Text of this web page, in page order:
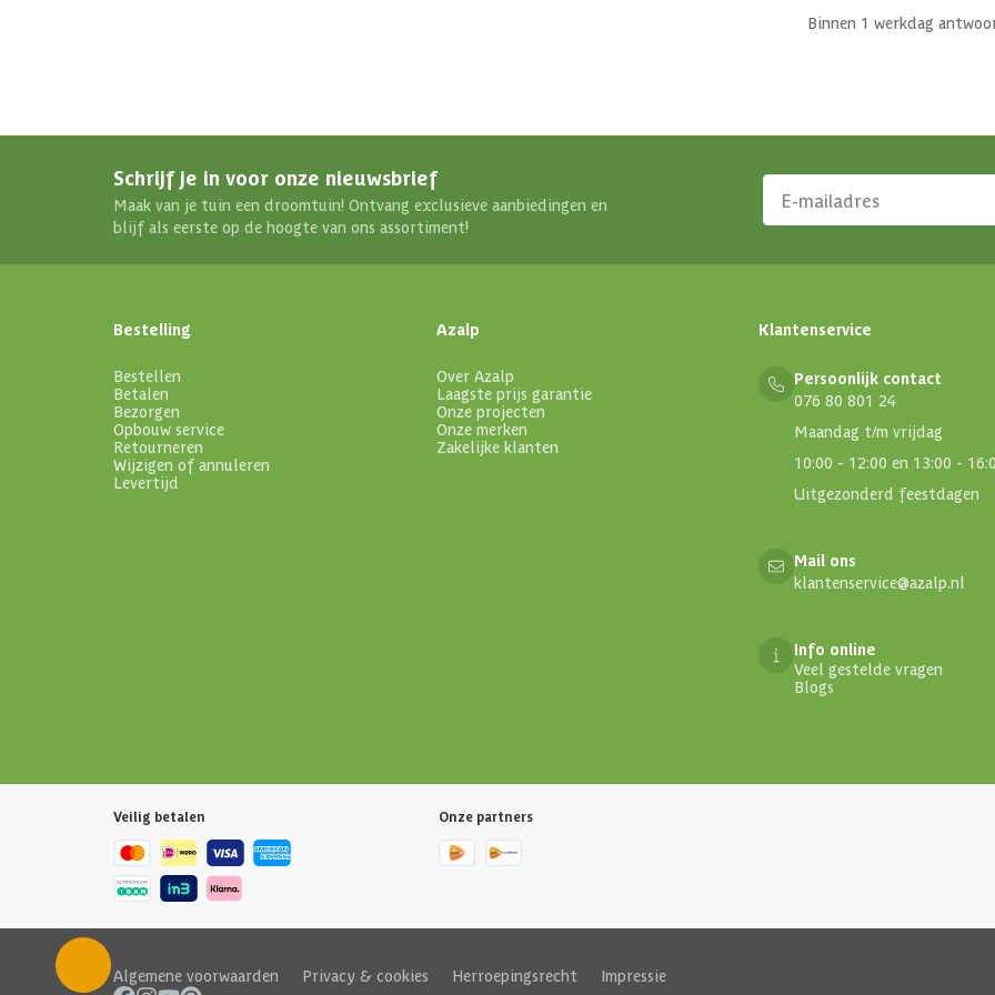
Binnen 1 werkdag
Schrijf je in voor onze nieuwsbrief
Maak van je tuin een droomtuin! Ontvang exclusieve aanbiedingen en
blijf als eerste op de hoogte van ons assortiment!
Bestelling
Bestellen
Betalen
Bezorgen
Opbouw service
Retourneren
Wijzigen of annuleren
Levertijd
Azalp
Over Azalp
Laagste prijs garantie
Onze projecten
Onze merken
Zakelijke klanten
Klantenservice
Persoonlijk contact
076 80 801 24
Maandag t/m vrijdag
10:00 - 12:00 en 13:00 -
Uitgezonderd feestdagen
Mail ons
klantenservice@azalp.nl
Info online
Veel gestelde vragen
Blogs
Veilig betalen Onze partners
Algemene voorwaarden Privacy & cookies Herroepingsrecht Impressie